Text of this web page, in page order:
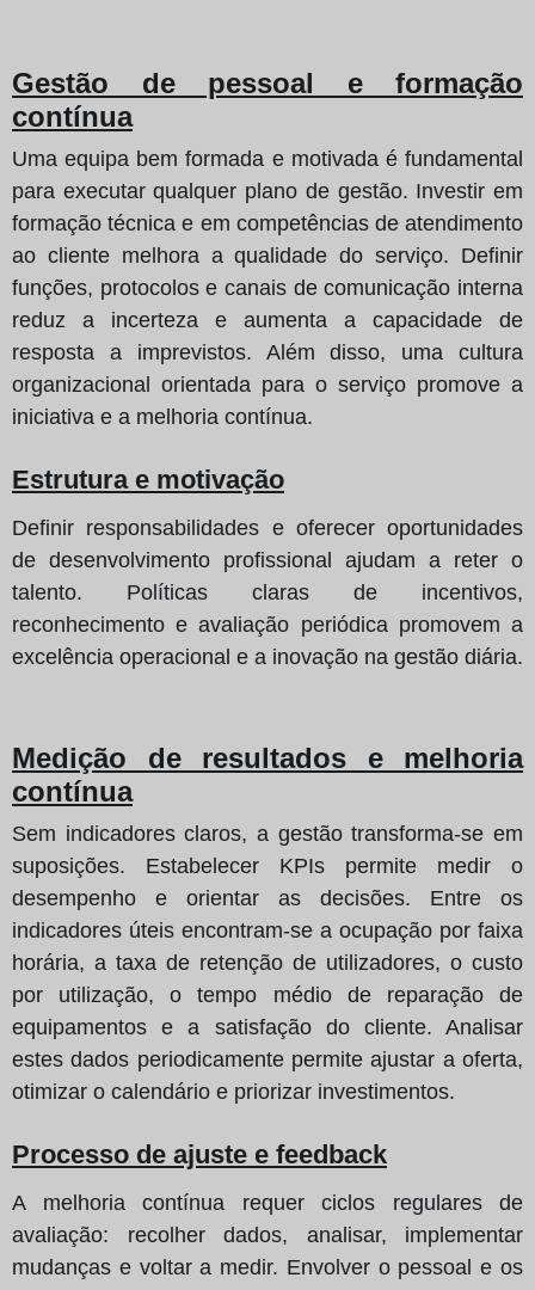
Gestão de pessoal e formação
contínua
Uma equipa bem formada e motivada é fundamental
para executar qualquer plano de gestão. Investir em
formação técnica e em competências de atendimento
ao cliente melhora a qualidade do serviço. Definir
funções, protocolos e canais de comunicação interna
reduz a incerteza e aumenta a capacidade de
resposta a imprevistos. Além disso, uma cultura
organizacional orientada para o serviço promove a
iniciativa e a melhoria contínua.
Estrutura e motivação
Definir responsabilidades e oferecer oportunidades
de desenvolvimento profissional ajudam a reter o
talento. Políticas claras de incentivos,
reconhecimento e avaliação periódica promovem a
excelência operacional e a inovação na gestão diária.
Medição de resultados e melhoria
contínua
Sem indicadores claros, a gestão transforma-se em
suposições. Estabelecer KPIs permite medir o
desempenho e orientar as decisões. Entre os
indicadores úteis encontram-se a ocupação por faixa
horária, a taxa de retenção de utilizadores, o custo
por utilização, o tempo médio de reparação de
equipamentos e a satisfação do cliente. Analisar
estes dados periodicamente permite ajustar a oferta,
otimizar o calendário e priorizar investimentos.
Processo de ajuste e feedback
A melhoria contínua requer ciclos regulares de
avaliação: recolher dados, analisar, implementar
mudanças e voltar a medir. Envolver o pessoal e os